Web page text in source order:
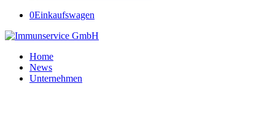
0Einkaufswagen
Home
News
Unternehmen